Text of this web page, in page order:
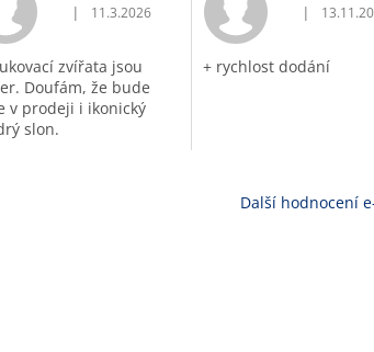
z 5 hvězdiček.Hodnocení obchodu je 5 z 5 hvězdiček.
| 11.3.2026
zvířata jsou
Doufám, že bude
v prodeji i ikonický
slon.
|
+ rychlost dodání
Další hodnocení